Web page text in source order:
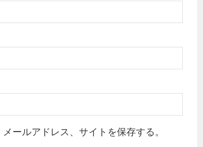
ールアドレス、サイトを保存する。